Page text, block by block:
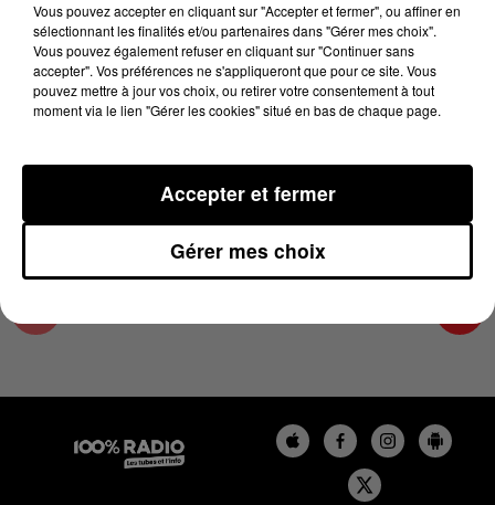
1er mai 2024 - 2 min 26 sec
LES INFOS DU COMMINGES DU 01/05/2024 À
15H00
Podcast infos du Comminges
Vous pouvez accepter en cliquant sur "Accepter et fermer", ou affiner en
sélectionnant les finalités et/ou partenaires dans "Gérer mes choix".
Vous pouvez également refuser en cliquant sur "Continuer sans
accepter". Vos préférences ne s'appliqueront que pour ce site. Vous
pouvez mettre à jour vos choix, ou retirer votre consentement à tout
moment via le lien "Gérer les cookies" situé en bas de chaque page.
Gérer mes choix
Accepter et fermer